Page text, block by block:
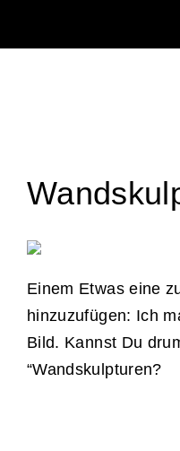
Einem Etwas eine
hinzuzufügen: Ich
Bild. Kannst Du
“Wandskulpturen?